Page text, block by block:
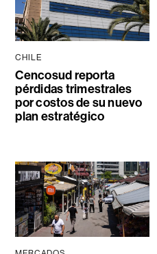
CHILE
Cencosud reporta
pérdidas trimestrales
por costos de su nuevo
plan estratégico